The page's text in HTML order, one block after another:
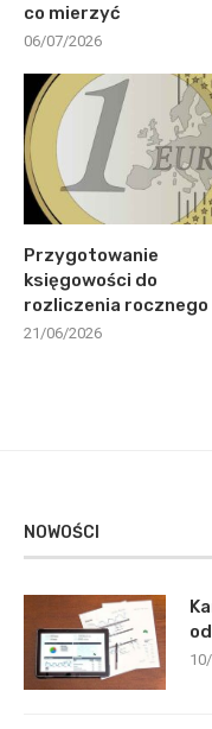
co mierzyć
06/07/2026
Przygotowanie
księgowości do
rozliczenia rocznego
21/06/2026
NOWOŚCI